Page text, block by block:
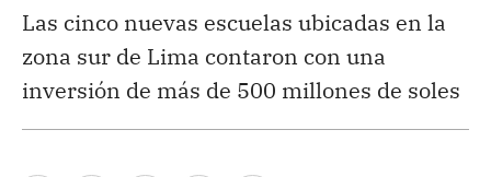
Las cinco nuevas escuelas ubicadas en la
zona sur de Lima contaron con una
inversión de más de 500 millones de soles